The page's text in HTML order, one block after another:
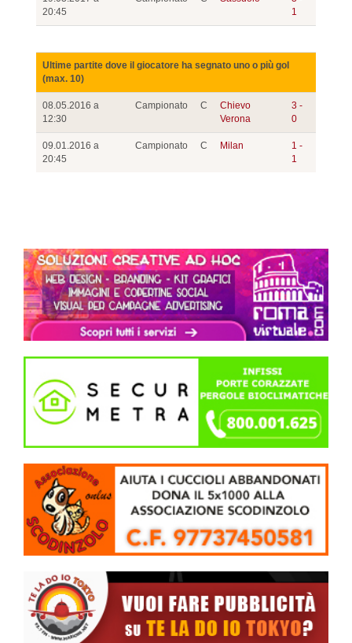
20:45
1
Ultime partite dove il giocatore ha segnato uno o più gol
(max. 10)
08.05.2016 a
12:30
Campionato C
Chievo
Verona
3 -
0
09.01.2016 a
20:45
Campionato C Milan
1 -
1